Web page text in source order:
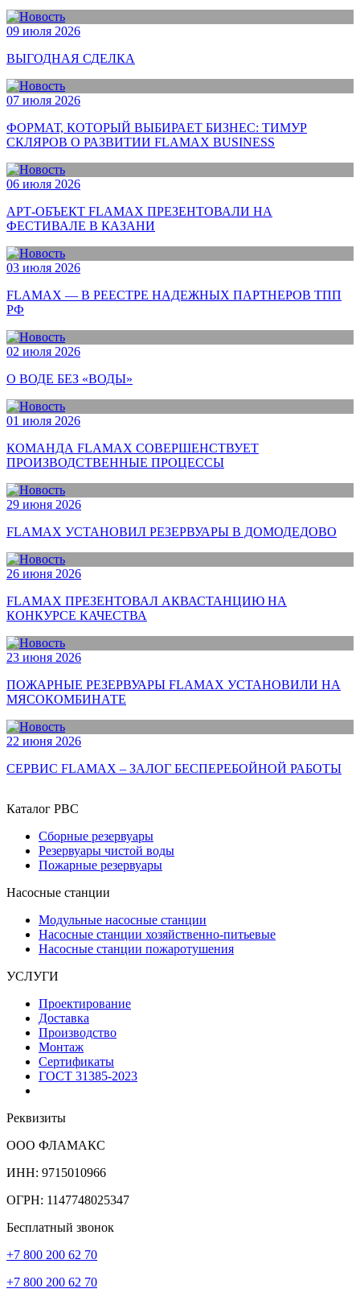
09 июля 2026
ВЫГОДНАЯ СДЕЛКА
07 июля 2026
ФОРМАТ, КОТОРЫЙ ВЫБИРАЕТ БИЗНЕС: ТИМУР
СКЛЯРОВ О РАЗВИТИИ FLAMAX BUSINESS
06 июля 2026
АРТ-ОБЪЕКТ FLAMAX ПРЕЗЕНТОВАЛИ НА
ФЕСТИВАЛЕ В КАЗАНИ
03 июля 2026
FLAMAX — В РЕЕСТРЕ НАДЕЖНЫХ ПАРТНЕРОВ ТПП
РФ
02 июля 2026
О ВОДЕ БЕЗ «ВОДЫ»
01 июля 2026
КОМАНДА FLAMAX СОВЕРШЕНСТВУЕТ
ПРОИЗВОДСТВЕННЫЕ ПРОЦЕССЫ
29 июня 2026
FLAMAX УСТАНОВИЛ РЕЗЕРВУАРЫ В ДОМОДЕДОВО
26 июня 2026
FLAMAX ПРЕЗЕНТОВАЛ АКВАСТАНЦИЮ НА
КОНКУРСЕ КАЧЕСТВА
23 июня 2026
ПОЖАРНЫЕ РЕЗЕРВУАРЫ FLAMAX УСТАНОВИЛИ НА
МЯСОКОМБИНАТЕ
22 июня 2026
СЕРВИС FLAMAX – ЗАЛОГ БЕСПЕРЕБОЙНОЙ РАБОТЫ
Каталог РВС
Сборные резервуары
Резервуары чистой воды
Пожарные резервуары
Насосные станции
Модульные насосные станции
Насосные станции хозяйственно-питьевые
Насосные станции пожаротушения
УСЛУГИ
Проектирование
Доставка
Производство
Монтаж
Сертификаты
ГОСТ 31385-2023
Реквизиты
ООО ФЛАМАКС
ИНН: 9715010966
ОГРН: 1147748025347
Бесплатный звонок
+7 800 200 62 70
+7 800 200 62 70